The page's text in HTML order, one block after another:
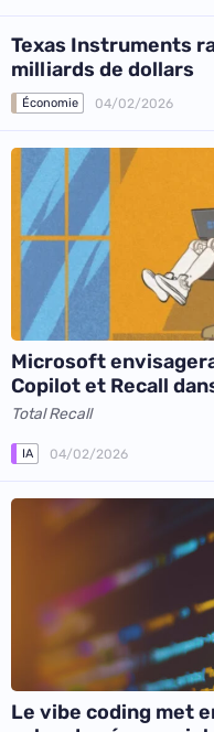
Texas Instruments
milliards de dollars
Économie 04/02/2026
Microsoft
Copilot et Recall
Total Recall
IA 04/02/2026
Le vibe coding met